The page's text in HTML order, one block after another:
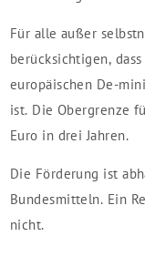
Für alle außer
berücksichtigen,
europäischen De-
ist. Die Obergrenze
Euro in drei Jahren.
Die Förderung ist
Bundesmitteln. Ein
nicht.